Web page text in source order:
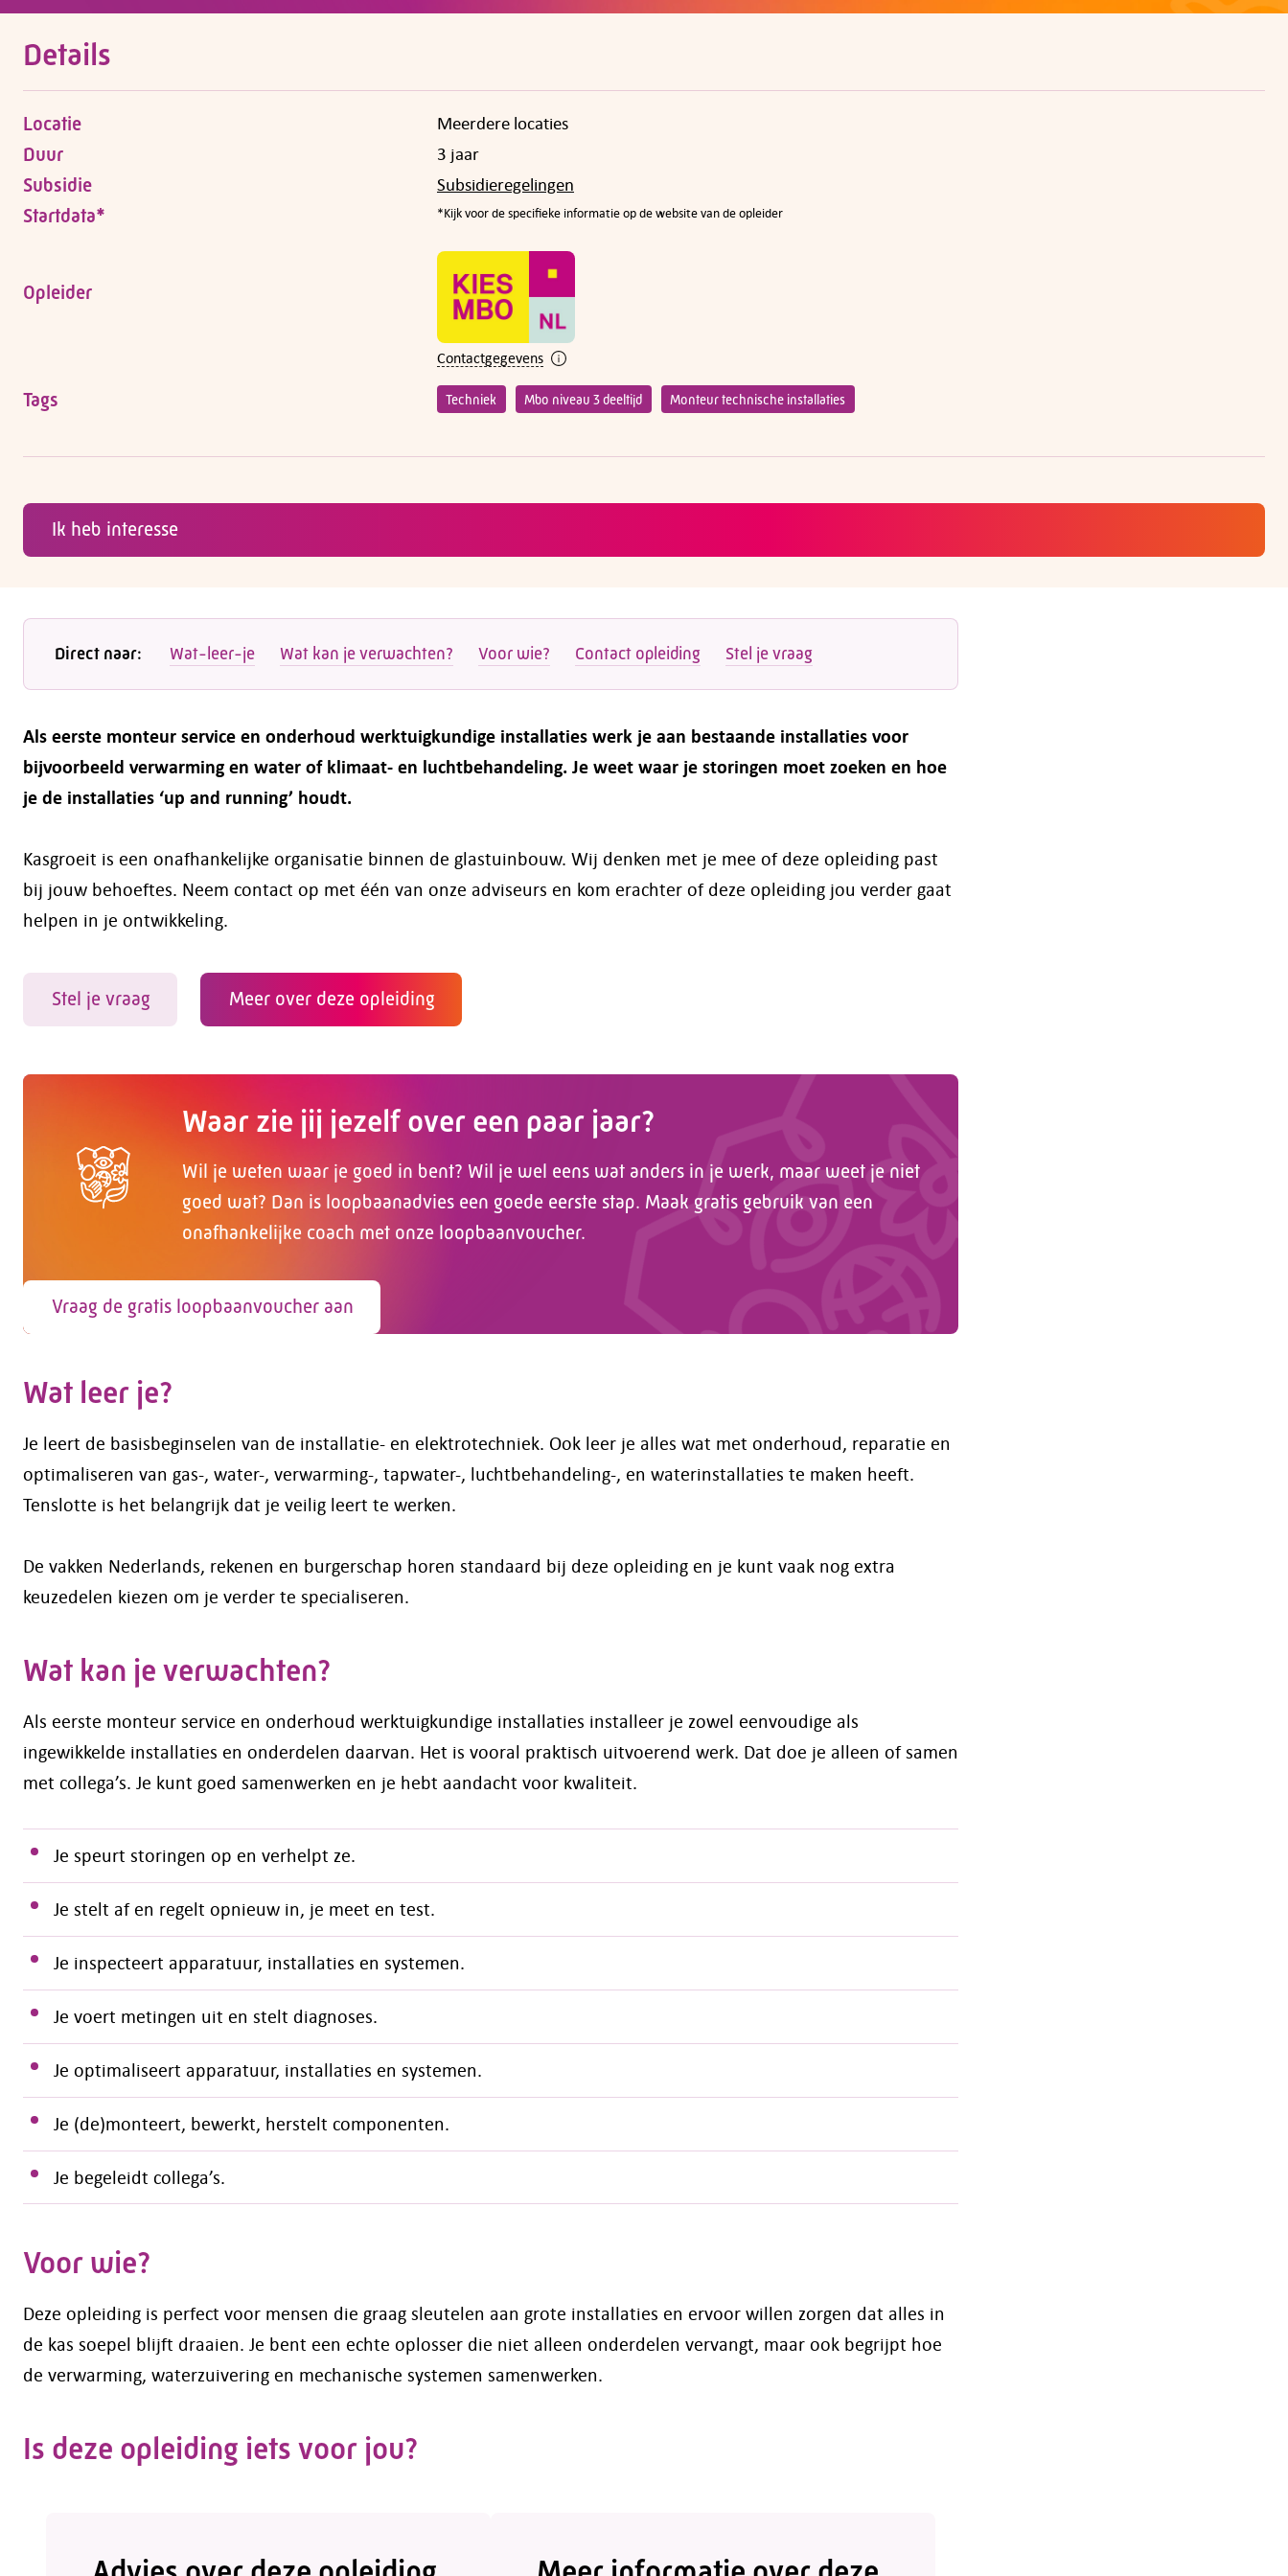
Details
Locatie Meerdere locaties
Duur 3 jaar
Subsidie Subsidieregelingen
Startdata* *Kijk voor de specifieke informatie op de website van de opleider
Opleider
Contactgegevens
Tags Techniek Mbo niveau 3 deeltijd Monteur technische installaties
Ik heb interesse
Direct naar: Wat-leer-je Wat kan je verwachten? Voor wie? Contact opleiding Stel je vraag
Als eerste monteur service en onderhoud werktuigkundige installaties werk je aan bestaande installaties voor
bijvoorbeeld verwarming en water of klimaat- en luchtbehandeling. Je weet waar je storingen moet zoeken en hoe
je de installaties ‘up and running’ houdt.
Kasgroeit is een onafhankelijke organisatie binnen de glastuinbouw. Wij denken met je mee of deze opleiding past
bij jouw behoeftes. Neem contact op met één van onze adviseurs en kom erachter of deze opleiding jou verder gaat
helpen in je ontwikkeling.
Stel je vraag Meer over deze opleiding
Waar zie jij jezelf over een paar jaar?
Wil je weten waar je goed in bent? Wil je wel eens wat anders in je werk, maar weet je niet
goed wat? Dan is loopbaanadvies een goede eerste stap. Maak gratis gebruik van een
onafhankelijke coach met onze loopbaanvoucher.
Vraag de gratis loopbaanvoucher aan
Wat leer je?
Je leert de basisbeginselen van de installatie- en elektrotechniek. Ook leer je alles wat met onderhoud, reparatie en
optimaliseren van gas-, water-, verwarming-, tapwater-, luchtbehandeling-, en waterinstallaties te maken heeft.
Tenslotte is het belangrijk dat je veilig leert te werken.
De vakken Nederlands, rekenen en burgerschap horen standaard bij deze opleiding en je kunt vaak nog extra
keuzedelen kiezen om je verder te specialiseren.
Wat kan je verwachten?
Als eerste monteur service en onderhoud werktuigkundige installaties installeer je zowel eenvoudige als
ingewikkelde installaties en onderdelen daarvan. Het is vooral praktisch uitvoerend werk. Dat doe je alleen of samen
met collega’s. Je kunt goed samenwerken en je hebt aandacht voor kwaliteit.
Je speurt storingen op en verhelpt ze.
Je stelt af en regelt opnieuw in, je meet en test.
Je inspecteert apparatuur, installaties en systemen.
Je voert metingen uit en stelt diagnoses.
Je optimaliseert apparatuur, installaties en systemen.
Je (de)monteert, bewerkt, herstelt componenten.
Je begeleidt collega’s.
Voor wie?
Deze opleiding is perfect voor mensen die graag sleutelen aan grote installaties en ervoor willen zorgen dat alles in
de kas soepel blijft draaien. Je bent een echte oplosser die niet alleen onderdelen vervangt, maar ook begrijpt hoe
de verwarming, waterzuivering en mechanische systemen samenwerken.
Is deze opleiding iets voor jou?